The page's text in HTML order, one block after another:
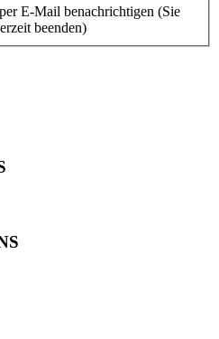
E-Mail benachrichtigen (Sie
beenden)